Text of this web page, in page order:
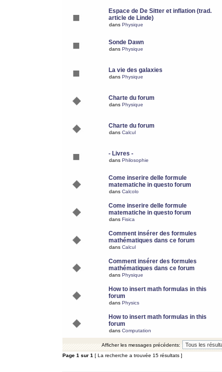
Espace de De Sitter et inflation (trad.
article de Linde)
dans Physique
Sonde Dawn
dans Physique
La vie des galaxies
dans Physique
Charte du forum
dans Physique
Charte du forum
dans Calcul
- Livres -
dans Philosophie
Come inserire delle formule
matematiche in questo forum
dans Calcolo
Come inserire delle formule
matematiche in questo forum
dans Fisica
Comment insérer des formules
mathématiques dans ce forum
dans Calcul
Comment insérer des formules
mathématiques dans ce forum
dans Physique
How to insert math formulas in this
forum
dans Physics
How to insert math formulas in this
forum
dans Computation
Afficher les messages précédents:
Page 1 sur 1 [ La recherche a trouvée 15 résultats ]